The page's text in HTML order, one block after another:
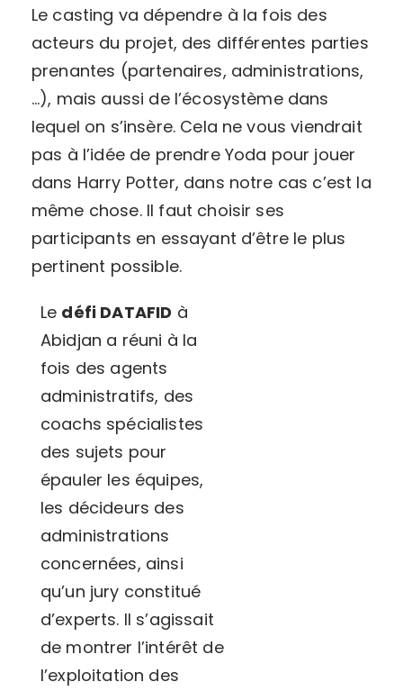
Le casting va dépendre à la fois des
acteurs du projet, des différentes parties
prenantes (partenaires, administrations,
…), mais aussi de l’écosystème dans
lequel on s’insère. Cela ne vous viendrait
pas à l’idée de prendre Yoda pour jouer
dans Harry Potter, dans notre cas c’est la
même chose. Il faut choisir ses
participants en essayant d’être le plus
pertinent possible.
Le défi DATAFID à
Abidjan a réuni à la
fois des agents
administratifs, des
coachs spécialistes
des sujets pour
épauler les équipes,
les décideurs des
administrations
concernées, ainsi
qu’un jury constitué
d’experts. Il s’agissait
de montrer l’intérêt de
l’exploitation des